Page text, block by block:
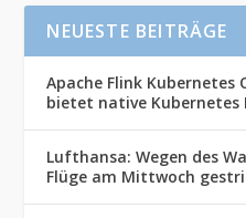
NEUESTE BEITRÄGE
Apache Flink Kubernetes
bietet native Kubernetes
Lufthansa: Wegen des
Flüge am Mittwoch